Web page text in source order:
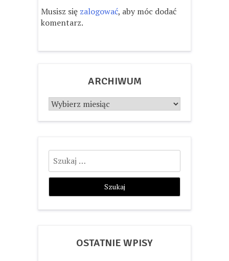
Musisz się zalogować, aby móc dodać
komentarz.
ARCHIWUM
Archiwum
Szukaj:
OSTATNIE WPISY